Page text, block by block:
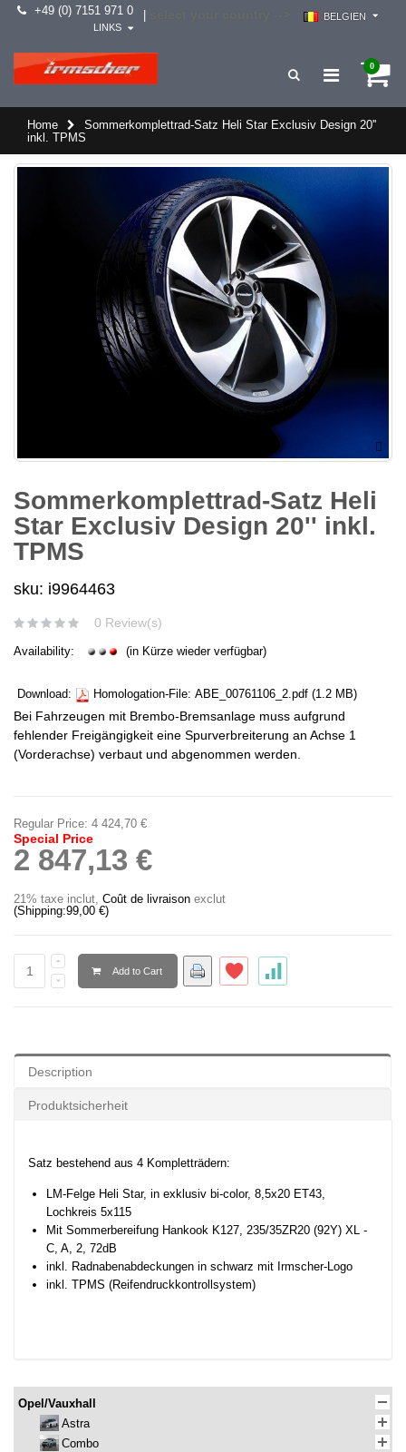
+49 (0) 7151 971 0
BELGIEN
LINKS
0
Home
Sommerkomplettrad-Satz Heli Star Exclusiv Design 20''
inkl. TPMS
Sommerkomplettrad-Satz Heli
Star Exclusiv Design 20'' inkl.
TPMS
sku: i9964463
0 Review(s)
Availability: (in Kürze wieder verfügbar)
Download: Homologation-File: ABE_00761106_2.pdf (1.2 MB)
Bei Fahrzeugen mit Brembo-Bremsanlage muss aufgrund
fehlender Freigängigkeit eine Spurverbreiterung an Achse 1
(Vorderachse) verbaut und abgenommen werden.
Regular Price: 4 424,70 €
Special Price
2 847,13 €
21% taxe inclut, Coût de livraison exclut
(Shipping:99,00 €)
Add to Cart
Description
Produktsicherheit
Satz bestehend aus 4 Kompletträdern:
LM-Felge Heli Star, in exklusiv bi-color, 8,5x20 ET43,
Lochkreis 5x115
Mit Sommerbereifung Hankook K127, 235/35ZR20 (92Y) XL -
C, A, 2, 72dB
inkl. Radnabenabdeckungen in schwarz mit Irmscher-Logo
inkl. TPMS (Reifendruckkontrollsystem)
Opel/Vauxhall
Astra
Combo